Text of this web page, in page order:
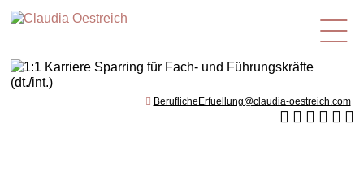
de
BeruflicheErfuellung@claudia-oestreich.com